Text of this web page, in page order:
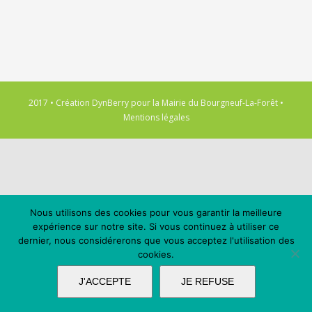
2017 • Création DynBerry pour la Mairie du Bourgneuf-La-Forêt •
Mentions légales
Nous utilisons des cookies pour vous garantir la meilleure
expérience sur notre site. Si vous continuez à utiliser ce
dernier, nous considérerons que vous acceptez l'utilisation des
cookies.
J'ACCEPTE JE REFUSE